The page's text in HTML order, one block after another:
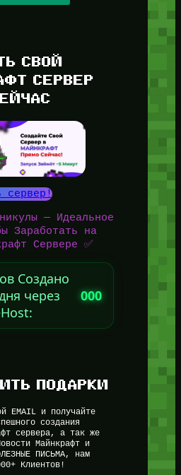
СВОЙ
СЕРВЕР
сервер!
— Идеальное
Заработать на
Сервере ✅
Создано
через
000
ПОДАРКИ
EMAIL и получайте
создания
сервера, а так же
Майнкрафт и
ПИСЬМА, нам
Клиентов!